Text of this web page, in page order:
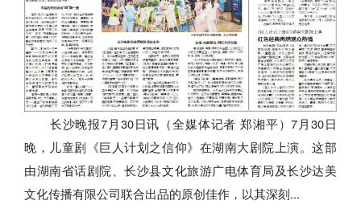
长沙晚报7月30日讯（全媒体记者 郑湘平）7月30日
晚，儿童剧《巨人计划之信仰》在湖南大剧院上演。这部
由湖南省话剧院、长沙县文化旅游广电体育局及长沙达美
文化传播有限公司联合出品的原创佳作，以其深刻...